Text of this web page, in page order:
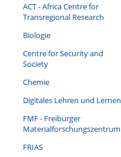
ACT - Africa Centre for
Transregional Research
Biologie
Centre for Security and
Society
Chemie
Digitales Lehren und Lernen
FMF - Freiburger
Materialforschungszentrum
FRIAS